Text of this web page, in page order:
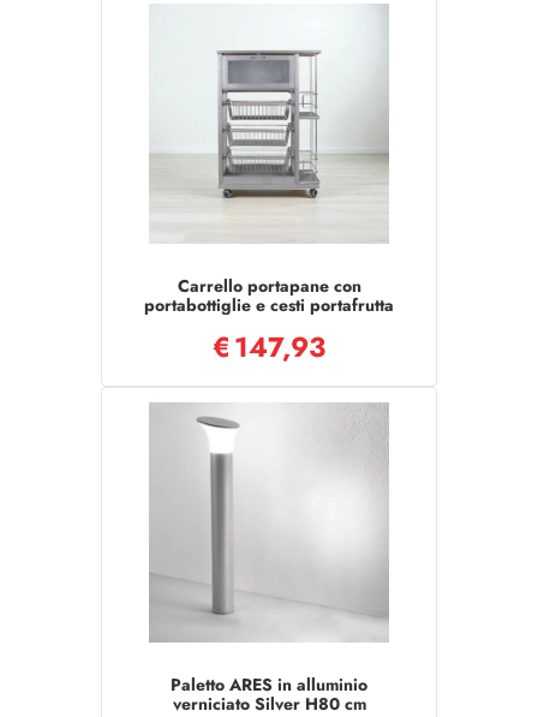
Carrello portapane con
portabottiglie e cesti portafrutta
€147,93
Paletto ARES in alluminio
verniciato Silver H80 cm